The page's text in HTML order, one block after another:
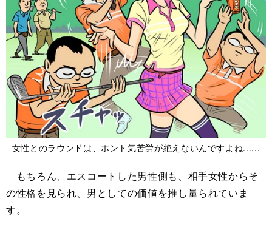
女性とのラウンドは、ホント気苦労が絶えないんですよね......
もちろん、エスコートした男性側も、相手女性からそ
の性格を見られ、男としての価値を推し量られていま
す。